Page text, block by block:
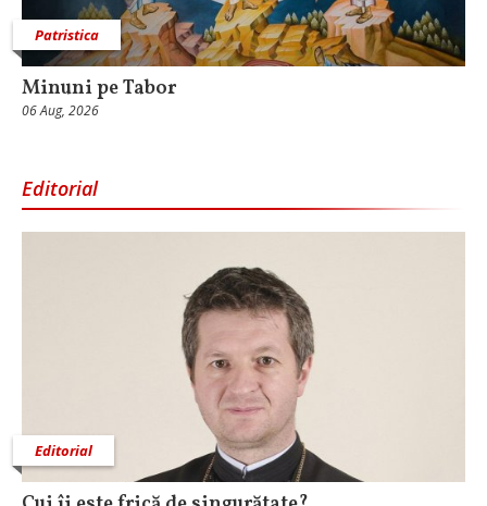
Patristica
Minuni pe Tabor
06 Aug, 2026
Editorial
Editorial